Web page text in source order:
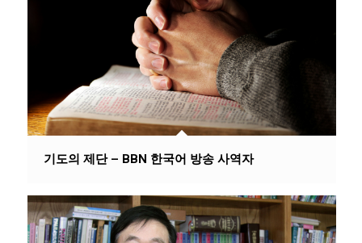
기도의 제단 – BBN 한국어 방송 사역자